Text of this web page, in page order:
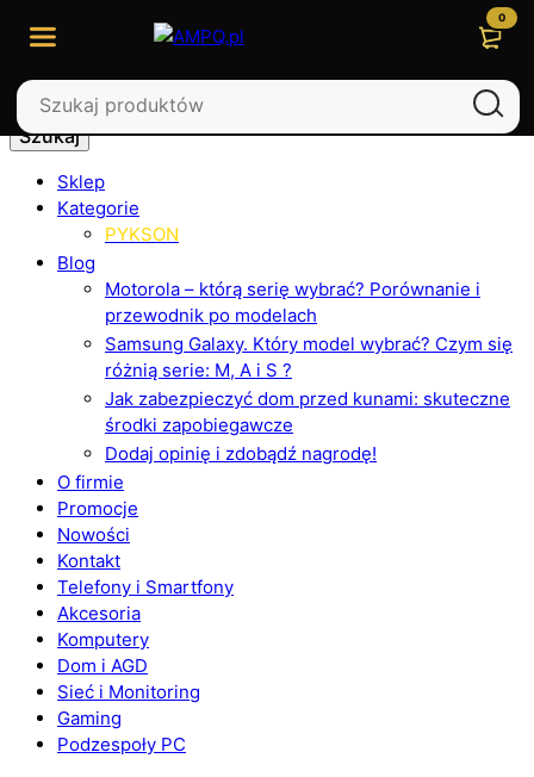
Szukaj
Sklep
Kategorie
PYKSON
Blog
Motorola – którą serię wybrać? Porównanie i
przewodnik po modelach
Samsung Galaxy. Który model wybrać? Czym się
różnią serie: M, A i S ?
Jak zabezpieczyć dom przed kunami: skuteczne
środki zapobiegawcze
Dodaj opinię i zdobądź nagrodę!
O firmie
Promocje
Nowości
Kontakt
Telefony i Smartfony
Akcesoria
Komputery
Dom i AGD
Sieć i Monitoring
Gaming
Podzespoły PC
0